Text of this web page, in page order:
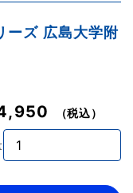
ーズ 広島大学附
（税込）